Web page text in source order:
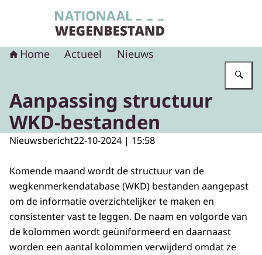
Home Actueel Nieuws
Aanpassing structuur
WKD-bestanden
Nieuwsbericht22-10-2024 | 15:58
Komende maand wordt de structuur van de
wegkenmerkendatabase (WKD) bestanden aangepast
om de informatie overzichtelijker te maken en
consistenter vast te leggen. De naam en volgorde van
de kolommen wordt geüniformeerd en daarnaast
worden een aantal kolommen verwijderd omdat ze